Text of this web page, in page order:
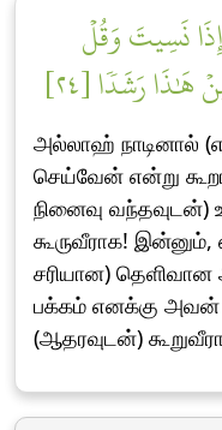
نَسِيتَ وَقُلۡ
رَشَدٗا [٢٤]
அல்லாஹ் நாடினால்
செய்வேன் என்று
நினைவு
கூருவீராக!
சரியான) தெளிவான
பக்கம் எனக்கு அவன்
(ஆதரவுடன்)